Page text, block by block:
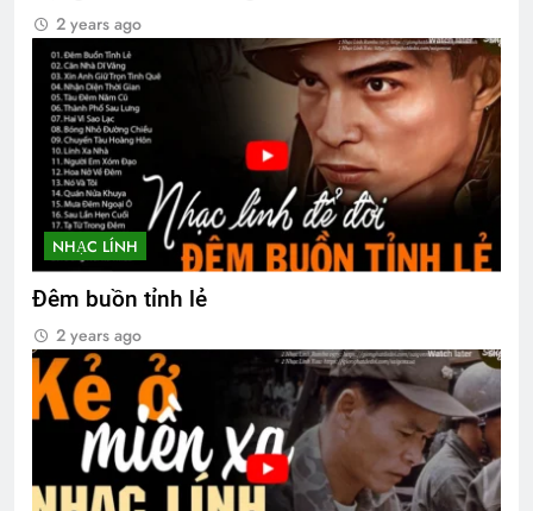
CSVSQ Nguyễn Văn Sĩ K8
2 years ago
NHẠC LÍNH
Đêm buồn tỉnh lẻ
2 years ago